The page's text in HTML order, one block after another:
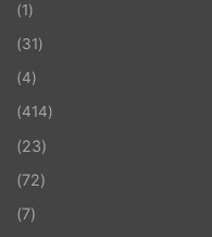
(1)
(31)
(4)
(414)
(23)
(72)
(7)